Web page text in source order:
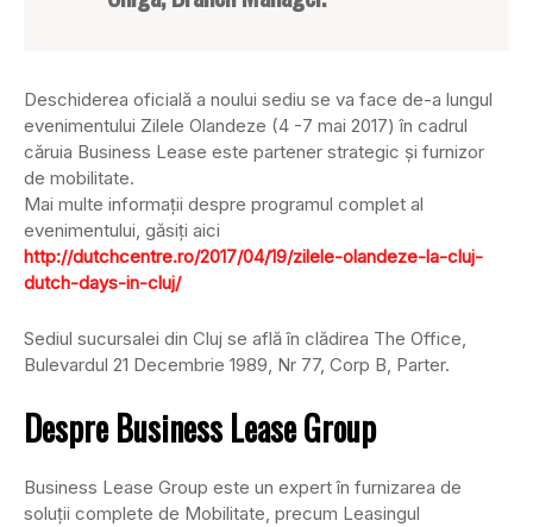
Deschiderea oficială a noului sediu se va face de-a lungul
evenimentului Zilele Olandeze (4 -7 mai 2017) în cadrul
căruia Business Lease este partener strategic şi furnizor
de mobilitate.
Mai multe informaţii despre programul complet al
evenimentului, găsiţi aici
http://dutchcentre.ro/2017/04/19/zilele-olandeze-la-cluj-
dutch-days-in-cluj/
Sediul sucursalei din Cluj se află în clădirea The Office,
Bulevardul 21 Decembrie 1989, Nr 77, Corp B, Parter.
Despre Business Lease Group
Business Lease Group este un expert în furnizarea de
soluţii complete de Mobilitate, precum Leasingul